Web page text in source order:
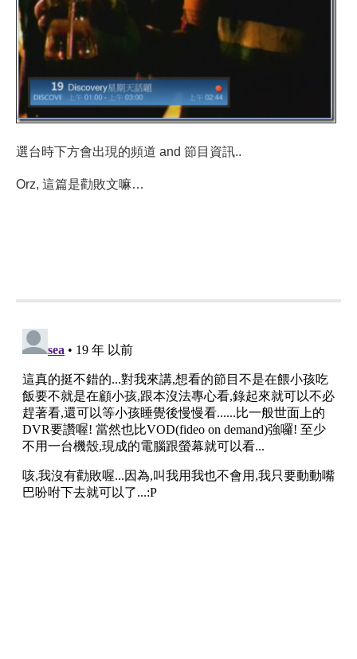
選台時下方會出現的頻道 and 節目資訊..
Orz, 這篇是勸敗文嘛…